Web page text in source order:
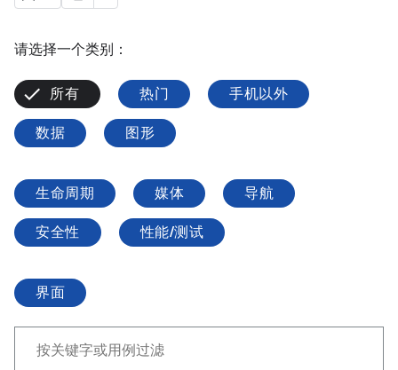
请选择一个类别：
所有 热门 手机以外
数据 图形
生命周期 媒体 导航
安全性 性能/测试
界面